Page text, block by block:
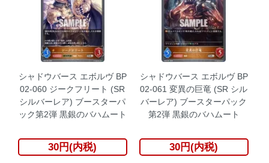
シャドウバース エボルヴ BP
02-060 ジークフリート (SR
シルバーレア) ブースターパ
ック第2弾 黒銀のバハムート
30円(内税)
シャドウバース エボルヴ BP
02-061 変異の巨竜 (SR シル
バーレア) ブースターパック
第2弾 黒銀のバハムート
30円(内税)